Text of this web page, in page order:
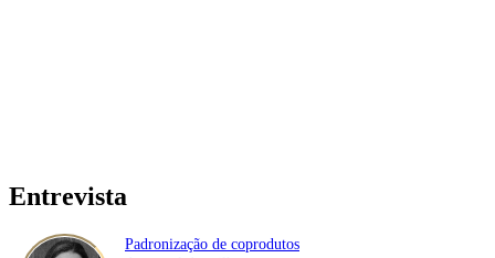
Entrevista
Padronização de coprodutos